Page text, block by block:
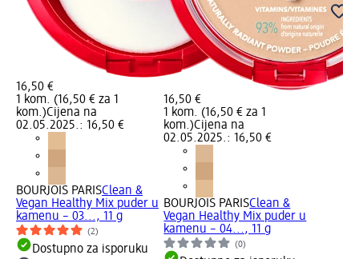
16,50 €
1 kom. (16,50 € za 1
kom.)Cijena na
02.05.2025.: 16,50 €
BOURJOIS PARISClean &
Vegan Healthy Mix puder u
kamenu – 03..., 11 g
(2)
Dostupno za isporuku
16,50 €
1 kom. (16,50 € za 1
kom.)Cijena na
02.05.2025.: 16,50 €
BOURJOIS PARISClean &
Vegan Healthy Mix puder u
kamenu – 04..., 11 g
(0)